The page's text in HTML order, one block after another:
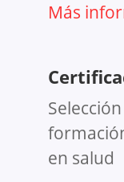
Más
en salud